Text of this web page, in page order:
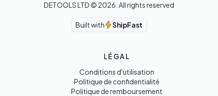
DETOOLS LTD © 2026 . All rights reserved
Built with ShipFast
LÉGAL
Conditions d'utilisation
Politique de confidentialité
Politique de remboursement